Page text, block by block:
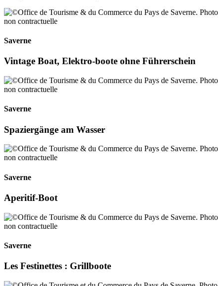
Saverne
Vintage Boat, Elektro-boote ohne Führerschein
Saverne
Spaziergänge am Wasser
Saverne
Aperitif-Boot
Saverne
Les Festinettes : Grillboote